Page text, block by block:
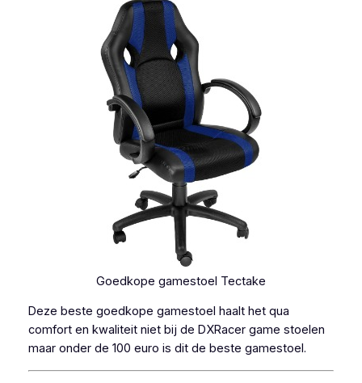
Goedkope gamestoel Tectake
Deze beste goedkope gamestoel haalt het qua
comfort en kwaliteit niet bij de DXRacer game stoelen
maar onder de 100 euro is dit de beste gamestoel.